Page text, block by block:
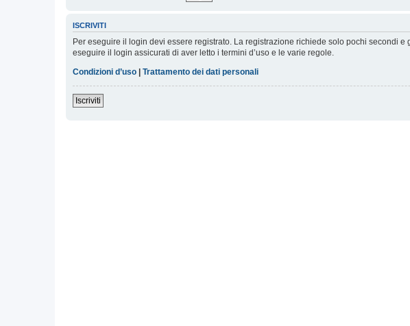
ISCRIVITI
Per eseguire il login devi essere registrato. La registrazione richiede solo pochi secondi
eseguire il login assicurati di aver letto i termini d’uso e le varie regole.
Condizioni d’uso | Trattamento dei dati personali
Iscriviti